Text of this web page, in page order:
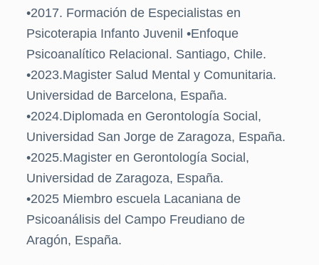
•2017. Formación de Especialistas en
Psicoterapia Infanto Juvenil •Enfoque
Psicoanalítico Relacional. Santiago, Chile.
•2023.Magister Salud Mental y Comunitaria.
Universidad de Barcelona, España.
•2024.Diplomada en Gerontología Social,
Universidad San Jorge de Zaragoza, España.
•2025.Magister en Gerontología Social,
Universidad de Zaragoza, España.
•2025 Miembro escuela Lacaniana de
Psicoanálisis del Campo Freudiano de
Aragón, España.